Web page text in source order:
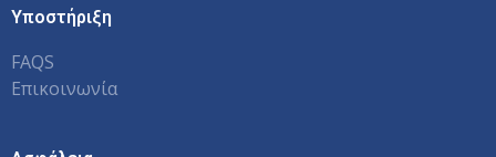
Υποστήριξη
FAQS
Επικοινωνία